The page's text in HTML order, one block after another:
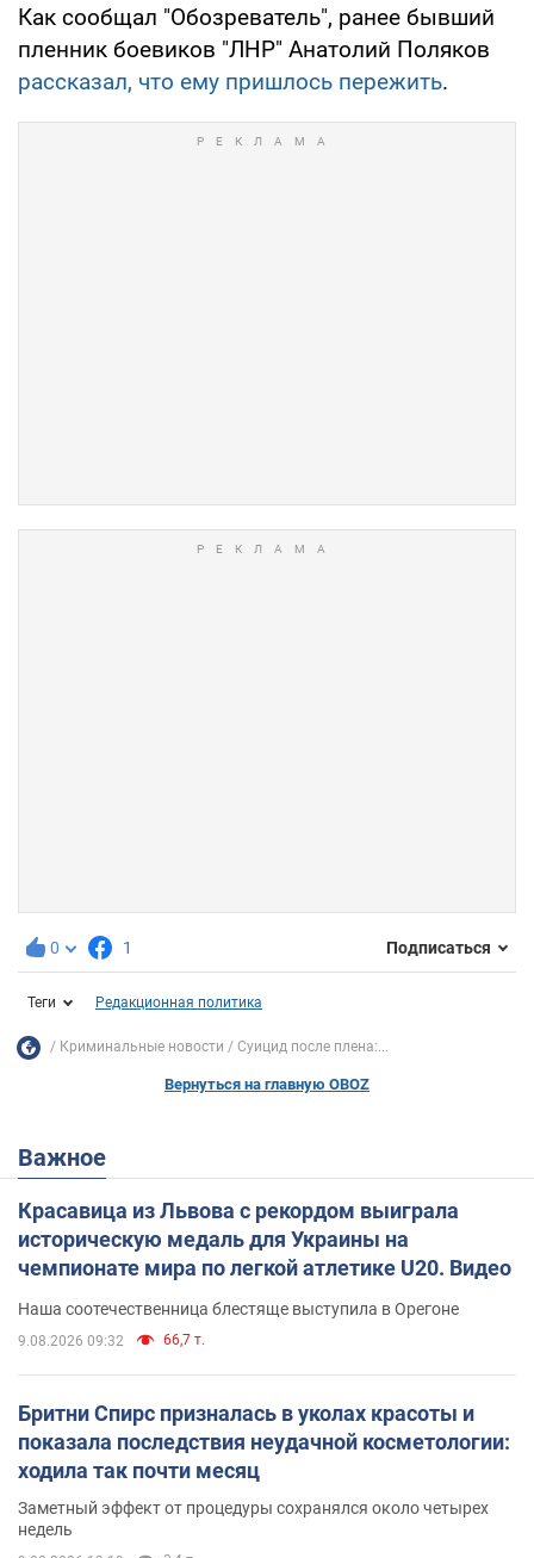
Как сообщал "Обозреватель", ранее бывший
пленник боевиков "ЛНР" Анатолий Поляков
рассказал, что ему пришлось пережить.
0 1 Подписаться
Теги Редакционная политика
Криминальные новости Суицид после плена:...
Вернуться на главную OBOZ
Важное
Красавица из Львова с рекордом выиграла
историческую медаль для Украины на
чемпионате мира по легкой атлетике U20. Видео
Наша соотечественница блестяще выступила в Орегоне
9.08.2026 09:32 66,7 т.
Бритни Спирс призналась в уколах красоты и
показала последствия неудачной косметологии:
ходила так почти месяц
Заметный эффект от процедуры сохранялся около четырех
недель